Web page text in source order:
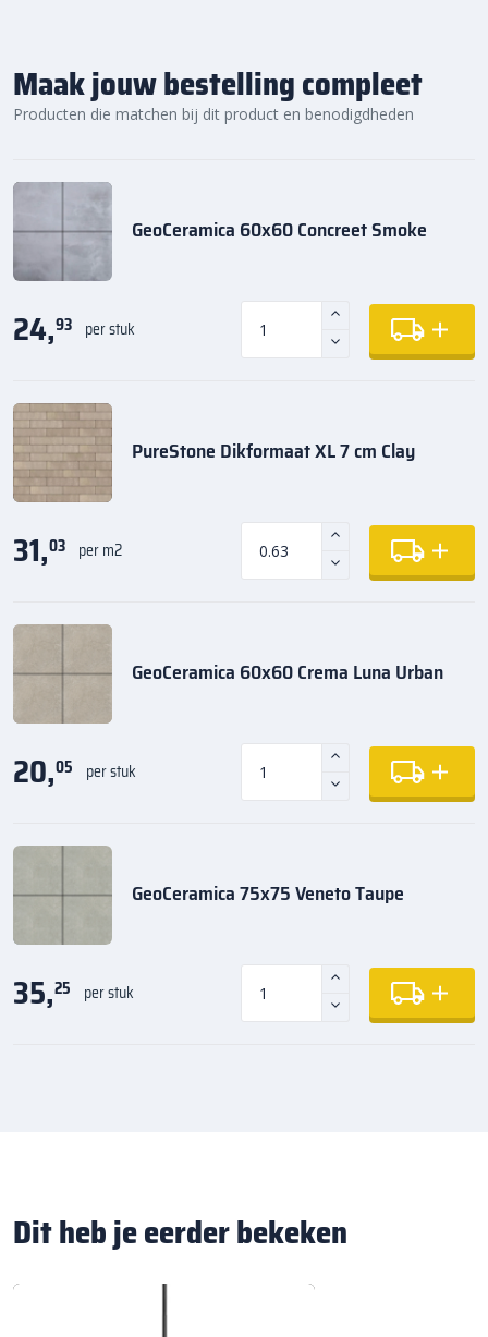
Maak jouw bestelling compleet
Producten die matchen bij dit product en benodigdheden
GeoCeramica 60x60 Concreet Smoke
24,93 per stuk
PureStone Dikformaat XL 7 cm Clay
31,03 per m2
GeoCeramica 60x60 Crema Luna Urban
20,05 per stuk
GeoCeramica 75x75 Veneto Taupe
35,25 per stuk
Dit heb je eerder bekeken